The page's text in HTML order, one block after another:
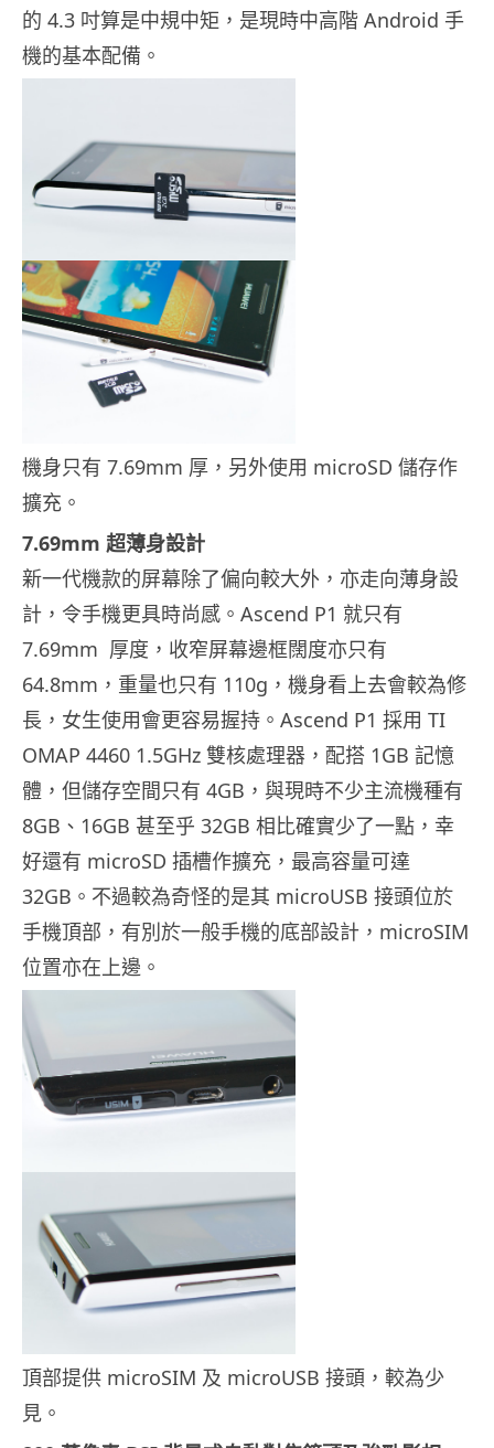
的 4.3 吋算是中規中矩，是現時中高階 Android 手
機的基本配備。
機身只有 7.69mm 厚，另外使用 microSD 儲存作
擴充。
7.69mm 超薄身設計
新一代機款的屏幕除了偏向較大外，亦走向薄身設
計，令手機更具時尚感。Ascend P1 就只有
7.69mm 厚度，收窄屏幕邊框闊度亦只有
64.8mm，重量也只有 110g，機身看上去會較為修
長，女生使用會更容易握持。Ascend P1 採用 TI
OMAP 4460 1.5GHz 雙核處理器，配搭 1GB 記憶
體，但儲存空間只有 4GB，與現時不少主流機種有
8GB、16GB 甚至乎 32GB 相比確實少了一點，幸
好還有 microSD 插槽作擴充，最高容量可達
32GB。不過較為奇怪的是其 microUSB 接頭位於
手機頂部，有別於一般手機的底部設計，microSIM
位置亦在上邊。
頂部提供 microSIM 及 microUSB 接頭，較為少
見。